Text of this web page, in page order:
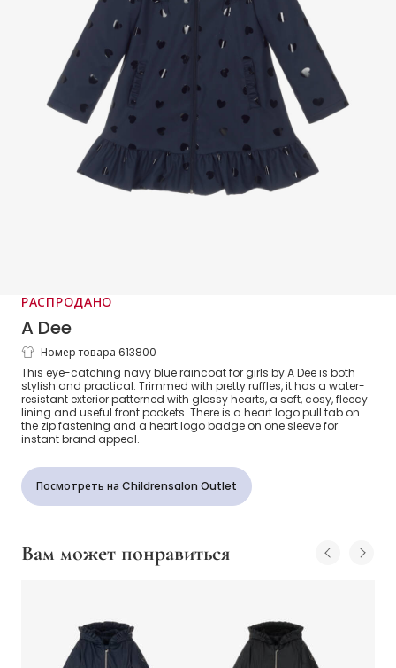
РАСПРОДАНО
A Dee
Girls Navy Blue Hearts Raincoat with
Ruffles
Номер товара 613800
This eye-catching navy blue raincoat for girls by A Dee is both
stylish and practical. Trimmed with pretty ruffles, it has a water-
resistant exterior patterned with glossy hearts, a soft, cosy, fleecy
lining and useful front pockets. There is a heart logo pull tab on
the zip fastening and a heart logo badge on one sleeve for
instant brand appeal.
Посмотреть на Childrensalon Outlet
Вам может понравиться